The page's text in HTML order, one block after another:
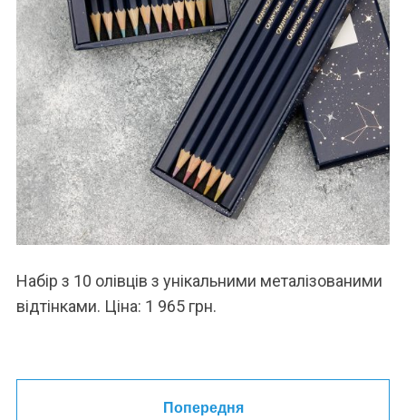
Набір з 10 олівців з унікальними металізованими
відтінками. Ціна: 1 965 грн.
Попередня